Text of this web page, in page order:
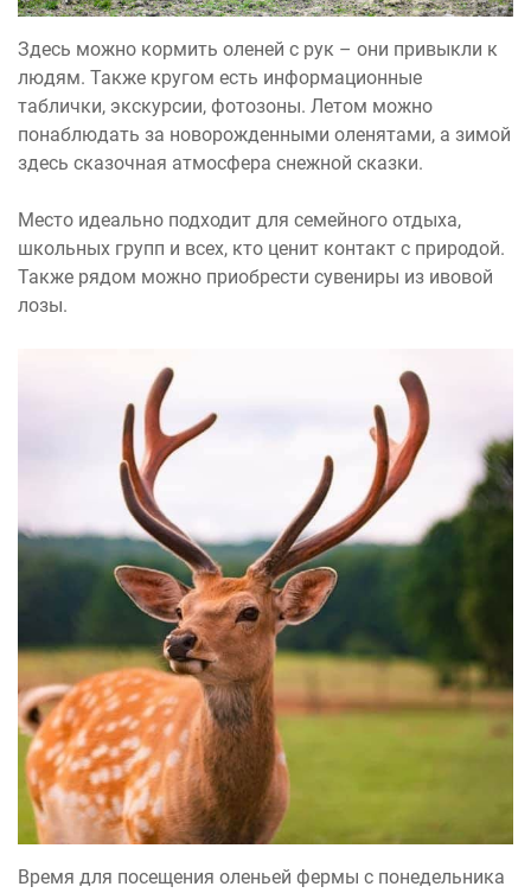
Здесь можно кормить оленей с рук – они привыкли к
людям. Также кругом есть информационные
таблички, экскурсии, фотозоны. Летом можно
понаблюдать за новорожденными оленятами, а зимой
здесь сказочная атмосфера снежной сказки.
Место идеально подходит для семейного отдыха,
школьных групп и всех, кто ценит контакт с природой.
Также рядом можно приобрести сувениры из ивовой
лозы.
Время для посещения оленьей фермы с понедельника